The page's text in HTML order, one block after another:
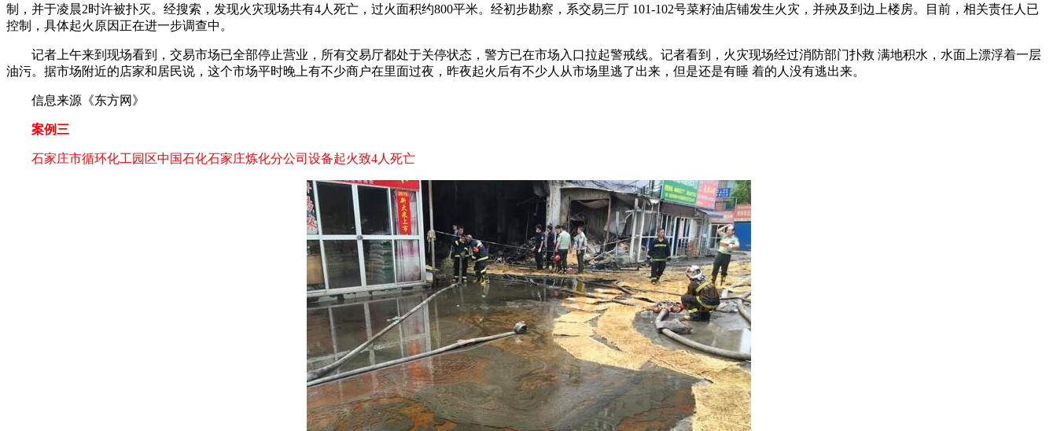
制，并于凌晨2时许被扑灭。经搜索，发现火灾现场共有4人死亡，过火面积约800平米。经初步勘察，系交易三厅 101-102号菜籽油店铺发生火灾，并殃及到边上楼房。目前，相关责任人已
控制，具体起火原因正在进一步调查中。
记者上午来到现场看到，交易市场已全部停止营业，所有交易厅都处于关停状态，警方已在市场入口拉起警戒线。记者看到，火灾现场经过消防部门扑救 满地积水，水面上漂浮着一层
油污。据市场附近的店家和居民说，这个市场平时晚上有不少商户在里面过夜，昨夜起火后有不少人从市场里逃了出来，但是还是有睡 着的人没有逃出来。
信息来源《东方网》
案例三
石家庄市循环化工园区中国石化石家庄炼化分公司设备起火致4人死亡